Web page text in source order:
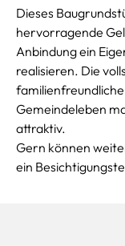
Dieses
hervorragende
Anbindung ein
realisieren. Die
Gemeindeleben
attraktiv.
Gern können
ein